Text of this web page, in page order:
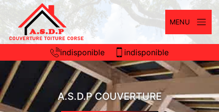
MENU
indisponible indisponible
A.S.D.P COUVERTURE